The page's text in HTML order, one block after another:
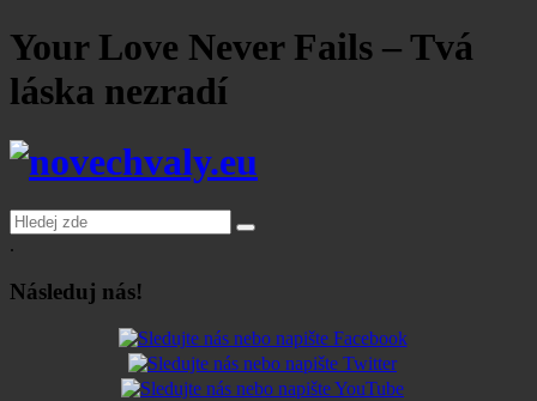
Your Love Never Fails – Tvá
láska nezradí
Search
for:
.
Následuj nás!